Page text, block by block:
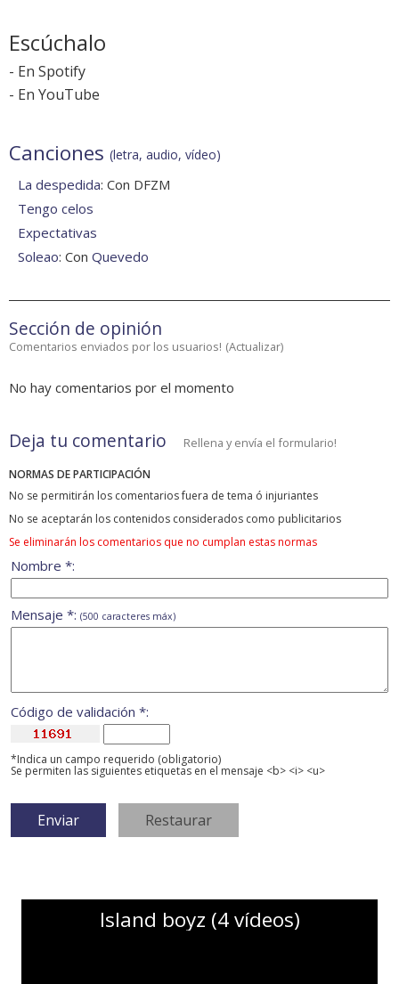
Escúchalo
- En Spotify
- En YouTube
Canciones (letra, audio, vídeo)
La despedida: Con DFZM
Tengo celos
Expectativas
Soleao: Con Quevedo
Sección de opinión
Comentarios enviados por los usuarios! (Actualizar)
No hay comentarios por el momento
Deja tu comentario Rellena y envía el formulario!
NORMAS DE PARTICIPACIÓN
No se permitirán los comentarios fuera de tema ó injuriantes
No se aceptarán los contenidos considerados como publicitarios
Se eliminarán los comentarios que no cumplan estas normas
Nombre *:
Mensaje *: (500 caracteres máx)
Código de validación *:
*Indica un campo requerido (obligatorio)
Se permiten las siguientes etiquetas en el mensaje <b> <i> <u>
Island boyz (4 vídeos)